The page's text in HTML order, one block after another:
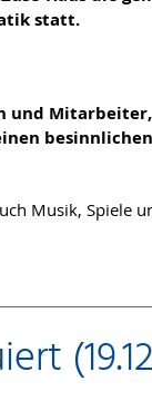
statt.
und
Musik, Spiele